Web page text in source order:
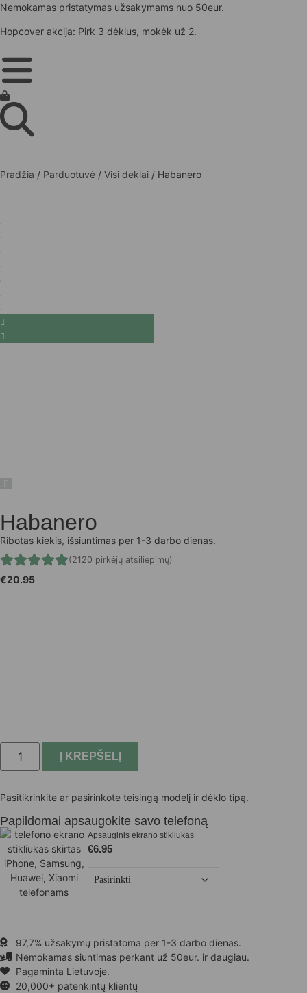
Nemokamas pristatymas užsakymams nuo 50eur.
Hopcover akcija: Pirk 3 dėklus, mokėk už 2.
Pradžia / Parduotuvė / Visi deklai / Habanero
Habanero
Ribotas kiekis, išsiuntimas per 1-3 darbo dienas.
(2120 pirkėjų atsiliepimų)
€20.95
Į KREPŠELĮ
Pasitikrinkite ar pasirinkote teisingą modelį ir dėklo tipą.
Papildomai apsaugokite savo telefoną
Apsauginis ekrano stikliukas
€6.95
97,7% užsakymų pristatoma per 1-3 darbo dienas.
Nemokamas siuntimas perkant už 50eur. ir daugiau.
Pagaminta Lietuvoje.
20,000+ patenkintų klientų